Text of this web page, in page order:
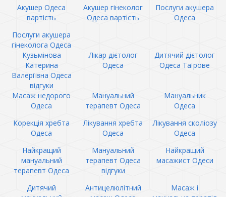
Акушер Одеса
вартість
Акушер гінеколог
Одеса вартість
Послуги акушера
Одеса
Послуги акушера
гінеколога Одеса
Кузьмінова
Катерина
Валеріївна Одеса
відгуки
Лікар дієтолог
Одеса
Дитячий дієтолог
Одеса Таїрове
Масаж недорого
Одеса
Мануальний
терапевт Одеса
Мануальник
Одеса
Корекція хребта
Одеса
Лікування хребта
Одеса
Лікування сколіозу
Одеса
Найкращий
мануальний
терапевт Одеса
Мануальний
терапевт Одеса
відгуки
Найкращий
масажист Одеси
Дитячий
Антицелюлітний
Масаж і